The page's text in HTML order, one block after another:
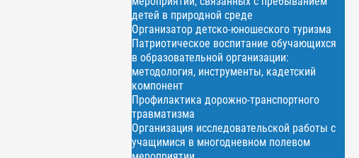
детей в природной среде
Организатор детско-юношеского туризма
Патриотическое воспитание обучающихся
в образовательной организации:
методология, инструменты, кадетский
компонент
Профилактика дорожно-транспортного
травматизма
Организация исследовательской работы с
учащимися в многодневном полевом